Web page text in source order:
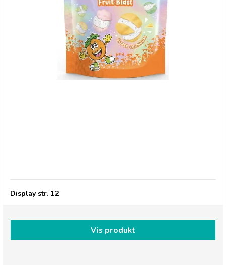
Display str. 12
Vis produkt